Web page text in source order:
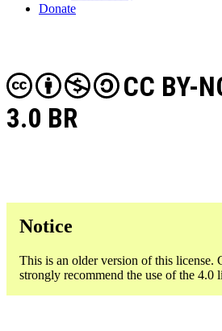
Donate
CC BY-
3.0 BR
Notice
This is an older version of this license.
strongly recommend the use of the 4.0